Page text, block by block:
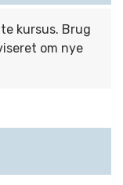
kursus. Brug
om nye